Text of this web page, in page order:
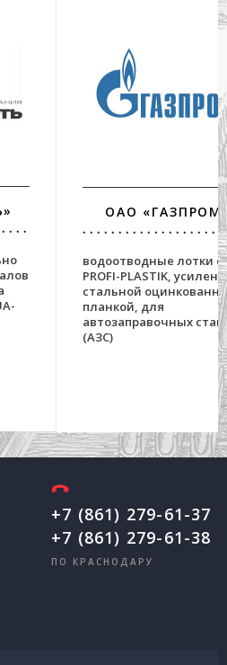
ОАО
водоотводные лотки
PROFI-PLASTIK,
стальной
планкой, для
автозаправочных
(АЗС)
+7 (861) 279-61-37
+7 (861) 279-61-38
ПО КРАСНОДАРУ